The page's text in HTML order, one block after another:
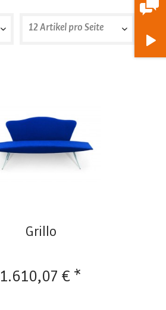
12 Artikel pro Seite
48 Artikel pro Seite
Grillo
1.610,07 € *